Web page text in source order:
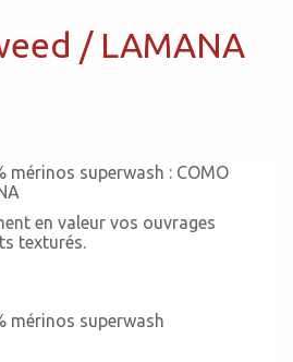
/ LAMANA
mérinos superwash : COMO
en valeur vos ouvrages
texturés.
mérinos superwash